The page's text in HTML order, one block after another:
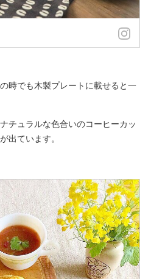
時でも木製プレートに載せると一
チュラルな色合いのコーヒーカッ
出ています。